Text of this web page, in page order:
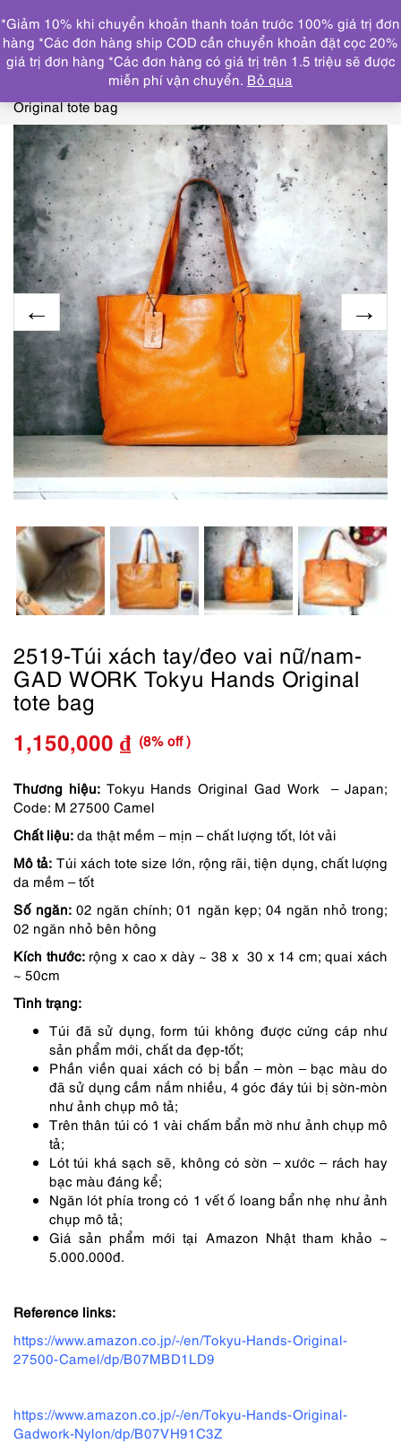
DANH MỤC
Trang chủ TÚI XÁCH THƯƠNG HIỆU KHÁC
2519-Túi
xách tay/đeo vai nữ/nam-GAD WORK Tokyu Hands
Original tote bag
2519-Túi xách tay/đeo vai nữ/nam-
GAD WORK Tokyu Hands Original
tote bag
Giá
gốc
là:
1,250,000 ₫.
1,150,000 ₫
Giá
hiện
tại
(8% off )
Thương hiệu: Tokyu Hands Original Gad Work – Japan;
Code: M 27500 Camel
Chất liệu: da thật mềm – mịn – chất lượng tốt, lót vải
Mô tả: Túi xách tote size lớn, rộng rãi, tiện dụng, chất lượng
da mềm – tốt
Số ngăn: 02 ngăn chính; 01 ngăn kẹp; 04 ngăn nhỏ trong;
02 ngăn nhỏ bên hông
Kích thước:rộng x cao x dày ~ 38 x 30 x 14 cm; quai xách
~ 50cm
Tình trạng:
Túi đã sử dụng, form túi không được cứng cáp như
sản phẩm mới, chất da đẹp-tốt;
Phần viền quai xách có bị bẩn – mòn – bạc màu do
đã sử dụng cầm nắm nhiều, 4 góc đáy túi bị sờn-mòn
như ảnh chụp mô tả;
Trên thân túi có 1 vài chấm bẩn mờ như ảnh chụp mô
tả;
Lót túi khá sạch sẽ, không có sờn – xước – rách hay
bạc màu đáng kể;
Ngăn lót phía trong có 1 vết ố loang bẩn nhẹ như ảnh
chụp mô tả;
Giá sản phẩm mới tại Amazon Nhật tham khảo ~
5.000.000đ.
Reference links:
https://www.amazon.co.jp/-/en/Tokyu-Hands-Original-
27500-Camel/dp/B07MBD1LD9
https://www.amazon.co.jp/-/en/Tokyu-Hands-Original-
Gadwork-Nylon/dp/B07VH91C3Z
*Giảm 10% khi chuyển khoản thanh toán trước 100% giá trị đơn
hàng *Các đơn hàng ship COD cần chuyển khoản đặt cọc 20%
giá trị đơn hàng *Các đơn hàng có giá trị trên 1.5 triệu sẽ được
miễn phí vận chuyển. Bỏ qua